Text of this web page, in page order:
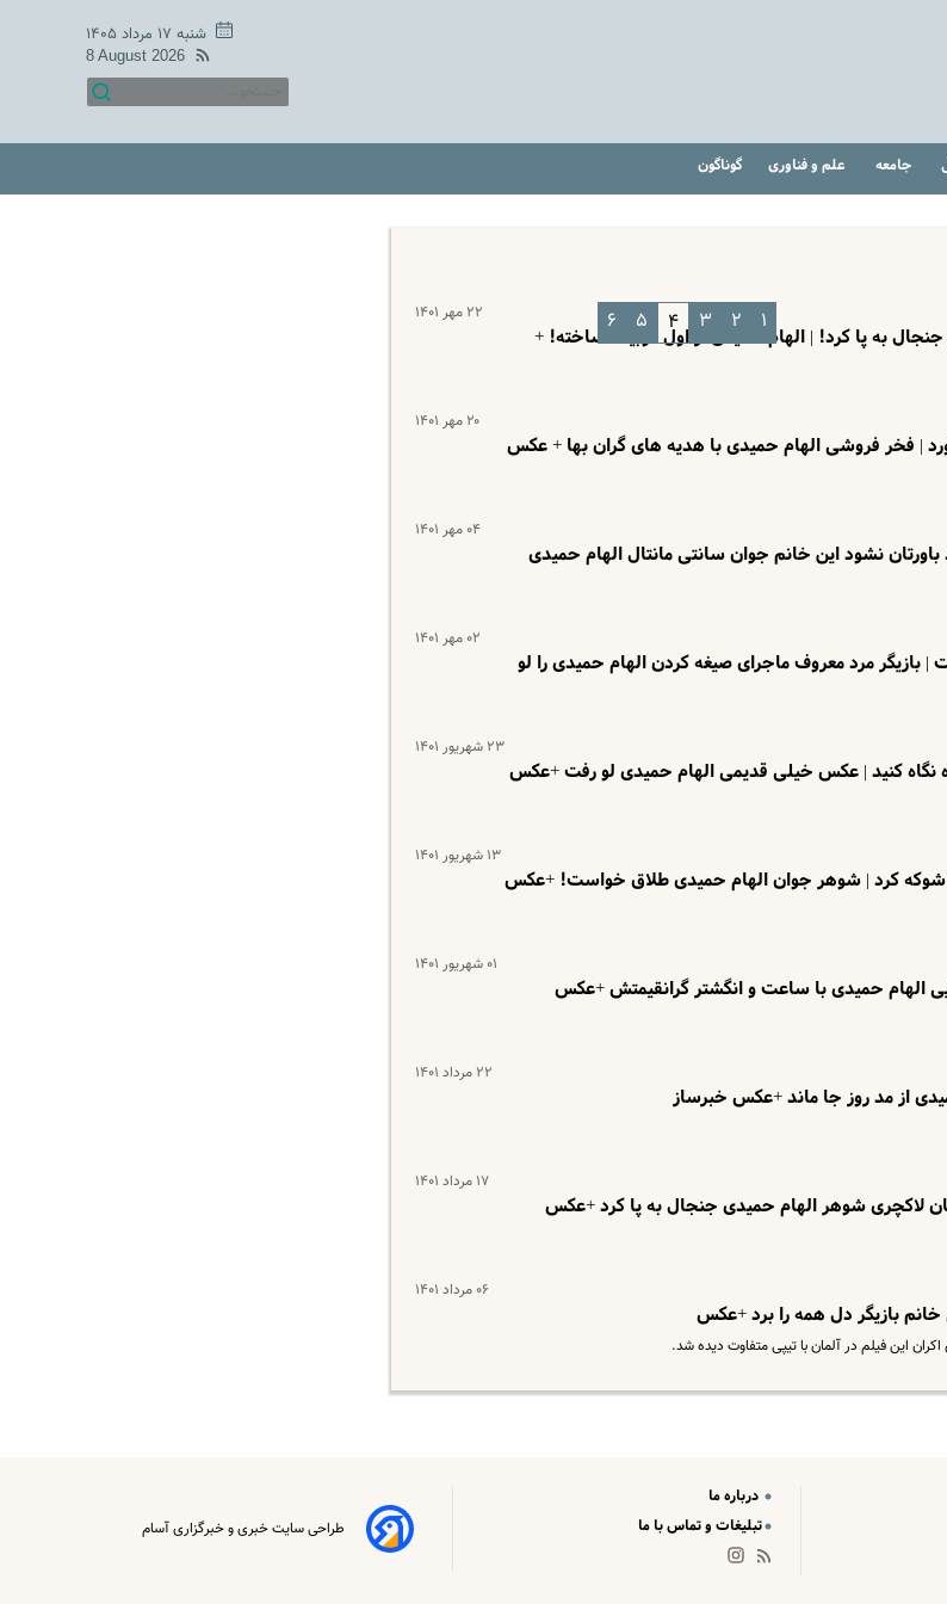
شنبه ۱۷ مرداد ۱۴۰۵
8 August 2026
جامعه علم و فناوری گوناگون
۲۲ مهر ۱۴۰۱
به پا کرد! | الهام حمیدی از اول کوبیده ساخته! +
۲۰ مهر ۱۴۰۱
| فخر فروشی الهام حمیدی با هدیه های گران بها + عکس
۰۴ مهر ۱۴۰۱
نشود این خانم جوان سانتی مانتال الهام حمیدی
۰۲ مهر ۱۴۰۱
مرد معروف ماجرای صیغه کردن الهام حمیدی را لو
۲۳ شهریور ۱۴۰۱
نگاه کنید | عکس خیلی قدیمی الهام حمیدی لو رفت +عکس
۱۳ شهریور ۱۴۰۱
شوکه کرد | شوهر جوان الهام حمیدی طلاق خواست! +عکس
۰۱ شهریور ۱۴۰۱
الهام حمیدی با ساعت و انگشتر گرانقیمتش +عکس
۲۲ مرداد ۱۴۰۱
از مد روز جا ماند +عکس خبرساز
۱۷ مرداد ۱۴۰۱
لاکچری شوهر الهام حمیدی جنجال به پا کرد +عکس
۰۶ مرداد ۱۴۰۱
بازیگر دل همه را برد +عکس
این فیلم در آلمان با تیپی متفاوت دیده شد.
۱ ۲ ۳ ۴ ۵ ۶
درباره ما
تبلیغات و تماس با ما
طراحی سایت خبری و خبرگزاری آسام